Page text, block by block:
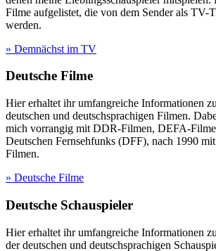
Filme aufgelistet, die von dem Sender als TV-
werden.
» Demnächst im TV
Deutsche Filme
Hier erhaltet ihr umfangreiche Informationen
deutschen und deutschsprachigen Filmen.
mich vorrangig mit DDR-Filmen, DEFA-
Deutschen Fernsehfunks (DFF), nach 1990 mit
Filmen.
» Deutsche Filme
Deutsche Schauspieler
Hier erhaltet ihr umfangreiche Informationen
der deutschen und deutschsprachigen